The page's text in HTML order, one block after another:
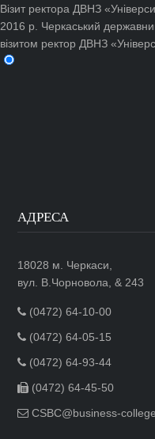
Візит ректора ДВНЗ
2016 р. Черкаський
візитом ректор ДВНЗ
АДРЕСА
18028 м. Черкаси,
вул. В.Чорновола, & 243
(0472) 64-10-00
(0472) 64-05-15
(0472) 64-93-44
(0472) 64-45-50
CSBC@business-